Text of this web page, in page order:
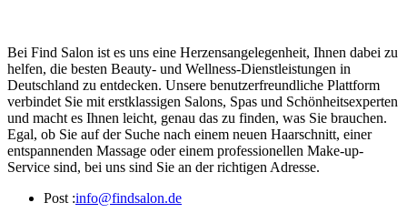
Bei Find Salon ist es uns eine Herzensangelegenheit, Ihnen dabei zu
helfen, die besten Beauty- und Wellness-Dienstleistungen in
Deutschland zu entdecken. Unsere benutzerfreundliche Plattform
verbindet Sie mit erstklassigen Salons, Spas und Schönheitsexperten
und macht es Ihnen leicht, genau das zu finden, was Sie brauchen.
Egal, ob Sie auf der Suche nach einem neuen Haarschnitt, einer
entspannenden Massage oder einem professionellen Make-up-
Service sind, bei uns sind Sie an der richtigen Adresse.
Post :info@findsalon.de